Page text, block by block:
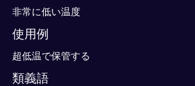
非常に低い温度
使用例
超低温で保管する
類義語